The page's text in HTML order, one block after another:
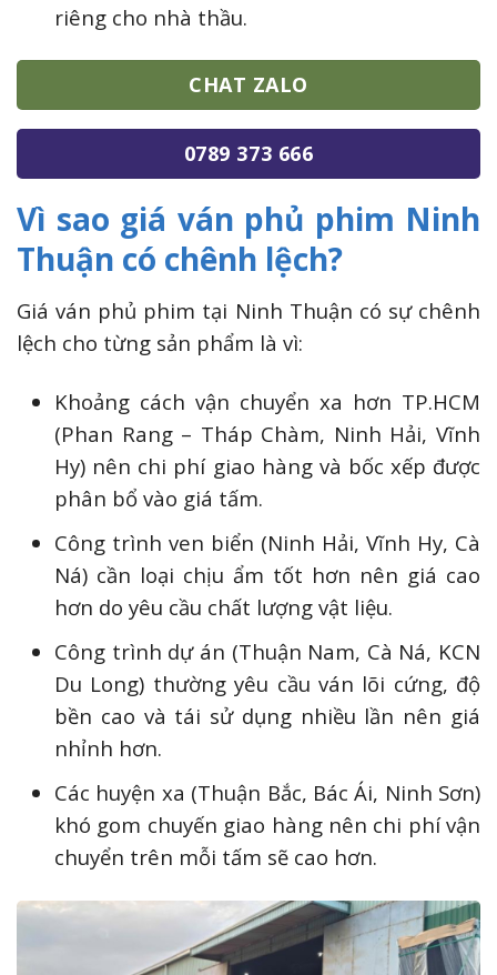
riêng cho nhà thầu.
CHAT ZALO
0789 373 666
Vì sao giá ván phủ phim Ninh
Thuận có chênh lệch?
Giá ván phủ phim tại Ninh Thuận có sự chênh
lệch cho từng sản phẩm là vì:
Khoảng cách vận chuyển xa hơn TP.HCM
(Phan Rang – Tháp Chàm, Ninh Hải, Vĩnh
Hy) nên chi phí giao hàng và bốc xếp được
phân bổ vào giá tấm.
Công trình ven biển (Ninh Hải, Vĩnh Hy, Cà
Ná) cần loại chịu ẩm tốt hơn nên giá cao
hơn do yêu cầu chất lượng vật liệu.
Công trình dự án (Thuận Nam, Cà Ná, KCN
Du Long) thường yêu cầu ván lõi cứng, độ
bền cao và tái sử dụng nhiều lần nên giá
nhỉnh hơn.
Các huyện xa (Thuận Bắc, Bác Ái, Ninh Sơn)
khó gom chuyến giao hàng nên chi phí vận
chuyển trên mỗi tấm sẽ cao hơn.